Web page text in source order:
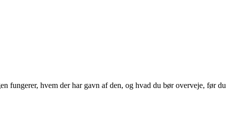
fungerer, hvem der har gavn af den, og hvad du bør overveje, før du